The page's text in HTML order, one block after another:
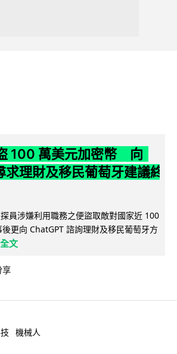
100 萬美元加密幣 向
理財及移民葡萄牙建議終
員涉嫌利用職務之便盜取敵對國家近 100
更向 ChatGPT 諮詢理財及移民葡萄牙方
文
享
機械人